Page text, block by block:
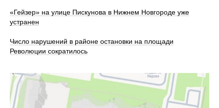
«Гейзер» на улице Пискунова в Нижнем Новгороде уже
устранен
Число нарушений в районе остановки на площади
Революции сократилось